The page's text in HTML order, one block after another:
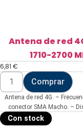
Antena de red
1710-2700
6,81 €
Antena
red
4G.
Frecuencia
4G
Comprar
Antena de red 4G. –
conector SMA Macho. –
antena 4G de 5 dBi.
Con stock